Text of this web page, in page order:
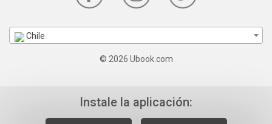
Chile
© 2026 Ubook.com
Instale la aplicación: